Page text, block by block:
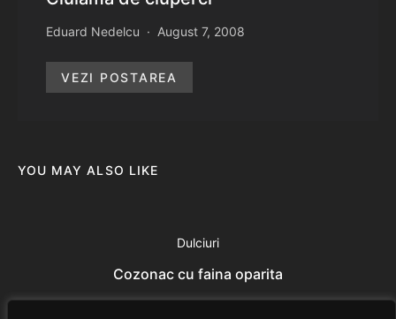
Eduard Nedelcu August 7, 2008
VEZI POSTAREA
YOU MAY ALSO LIKE
Dulciuri
Cozonac cu faina oparita
Eduard Nedelcu July 18, 2014